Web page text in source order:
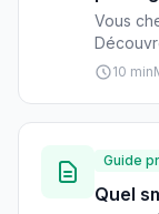
Vous
et notre
gamme.
10 min
Guide
Quel